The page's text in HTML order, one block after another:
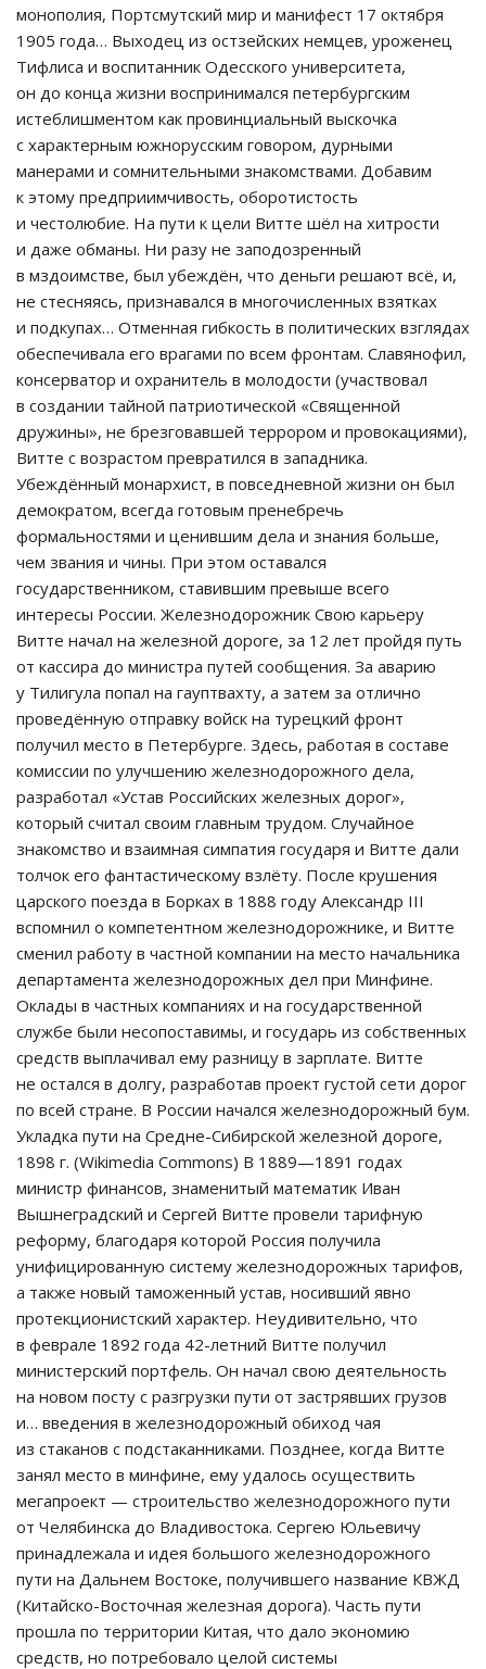
монополия, Портсмутский мир и манифест 17 октября
1905 года… Выходец из остзейских немцев, уроженец
Тифлиса и воспитанник Одесского университета,
он до конца жизни воспринимался петербургским
истеблишментом как провинциальный выскочка
с характерным южнорусским говором, дурными
манерами и сомнительными знакомствами. Добавим
к этому предприимчивость, оборотистость
и честолюбие. На пути к цели Витте шёл на хитрости
и даже обманы. Ни разу не заподозренный
в мздоимстве, был убеждён, что деньги решают всё, и,
не стесняясь, признавался в многочисленных взятках
и подкупах… Отменная гибкость в политических взглядах
обеспечивала его врагами по всем фронтам. Славянофил,
консерватор и охранитель в молодости (участвовал
в создании тайной патриотической «Священной
дружины», не брезговавшей террором и провокациями),
Витте с возрастом превратился в западника.
Убеждённый монархист, в повседневной жизни он был
демократом, всегда готовым пренебречь
формальностями и ценившим дела и знания больше,
чем звания и чины. При этом оставался
государственником, ставившим превыше всего
интересы России. Железнодорожник Свою карьеру
Витте начал на железной дороге, за 12 лет пройдя путь
от кассира до министра путей сообщения. За аварию
у Тилигула попал на гауптвахту, а затем за отлично
проведённую отправку войск на турецкий фронт
получил место в Петербурге. Здесь, работая в составе
комиссии по улучшению железнодорожного дела,
разработал «Устав Российских железных дорог»,
который считал своим главным трудом. Случайное
знакомство и взаимная симпатия государя и Витте дали
толчок его фантастическому взлёту. После крушения
царского поезда в Борках в 1888 году Александр III
вспомнил о компетентном железнодорожнике, и Витте
сменил работу в частной компании на место начальника
департамента железнодорожных дел при Минфине.
Оклады в частных компаниях и на государственной
службе были несопоставимы, и государь из собственных
средств выплачивал ему разницу в зарплате. Витте
не остался в долгу, разработав проект густой сети дорог
по всей стране. В России начался железнодорожный бум.
Укладка пути на Средне-Сибирской железной дороге,
1898 г. (Wikimedia Commons) В 1889—1891 годах
министр финансов, знаменитый математик Иван
Вышнеградский и Сергей Витте провели тарифную
реформу, благодаря которой Россия получила
унифицированную систему железнодорожных тарифов,
а также новый таможенный устав, носивший явно
протекционистский характер. Неудивительно, что
в феврале 1892 года 42-летний Витте получил
министерский портфель. Он начал свою деятельность
на новом посту с разгрузки пути от застрявших грузов
и… введения в железнодорожный обиход чая
из стаканов с подстаканниками. Позднее, когда Витте
занял место в минфине, ему удалось осуществить
мегапроект — строительство железнодорожного пути
от Челябинска до Владивостока. Сергею Юльевичу
принадлежала и идея большого железнодорожного
пути на Дальнем Востоке, получившего название КВЖД
(Китайско-Восточная железная дорога). Часть пути
прошла по территории Китая, что дало экономию
средств, но потребовало целой системы